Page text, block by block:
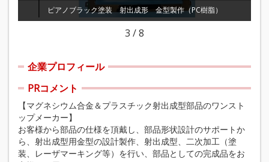
ピアノブラック塗装 射出成形 金型製作（PC樹脂）
3 /8
企業プロフィール
PRコメント
【マグネシウム合金＆プラスチック射出成型部品のワンスト
ップメーカー】
お客様から部品の仕様を頂戴し、部品形状設計のサポートか
ら、射出成型用金型の設計製作、射出成型、二次加工（塗
装、レーザマーキング等）を行い、部品としての完成品をお